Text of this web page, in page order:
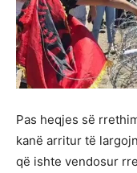
Pas heqjes së
kanë arritur të
që ishte vendosur